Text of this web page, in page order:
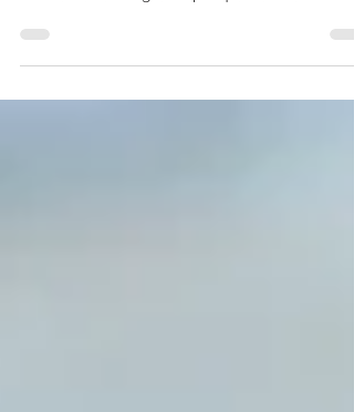
e até mortais. Segundo pesquisa recente do